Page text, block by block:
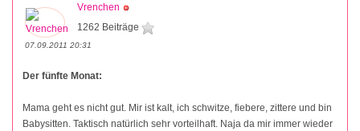
Vrenchen
1262 Beiträge
07.09.2011 20:31
Der fünfte Monat:
Mama geht es nicht gut. Mir ist kalt, ich schwitze, fiebere, zittere und bin
Babysitten. Taktisch natürlich sehr vorteilhaft. Naja da mir immer wieder